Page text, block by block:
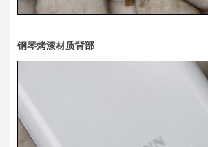
钢琴烤漆材质背部